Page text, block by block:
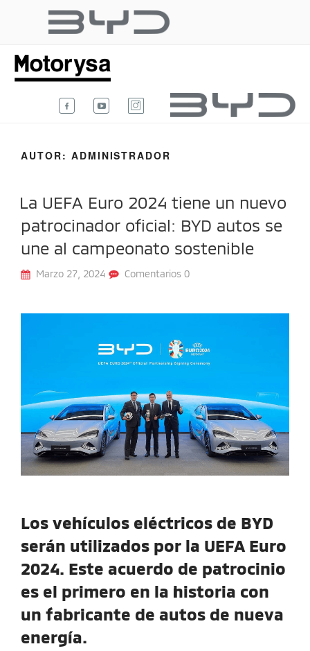
COLOMBIA
AUTOR: ADMINISTRADOR
La UEFA Euro 2024 tiene un nuevo
patrocinador oficial: BYD autos se
une al campeonato sostenible
Marzo 27, 2024 Comentarios 0
Los vehículos eléctricos de BYD
serán utilizados por la UEFA Euro
2024. Este acuerdo de patrocinio
es el primero en la historia con
un fabricante de autos de nueva
energía.